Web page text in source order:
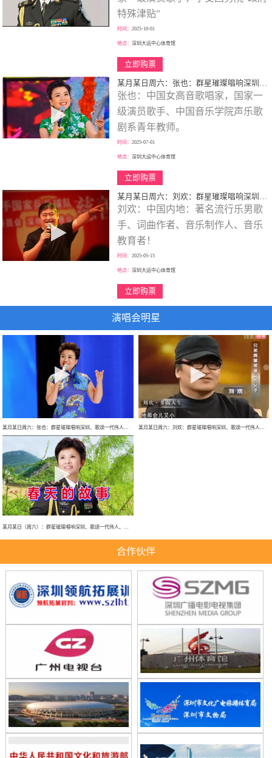
特殊津贴”
时间：2025-10-01
地点：深圳大运中心体育馆
立即购票
某月某日周六：张也：群星璀璨唱响深圳、歌颂一代伟人、走进新时代、巡回大型演唱会！
张也：中国女高音歌唱家，国家一
级演员歌手、中国音乐学院声乐歌
剧系青年教师。
时间：2025-07-01
地点：深圳大运中心体育馆
立即购票
某月某日周六：刘欢：群星璀璨唱响深圳、歌颂一代伟人、巡回大型演唱会！
刘欢：中国内地：著名流行乐男歌
手、词曲作者、音乐制作人、音乐
教育者！
时间：2025-05-15
地点：深圳大运中心体育馆
立即购票
演唱会明星
合作伙伴